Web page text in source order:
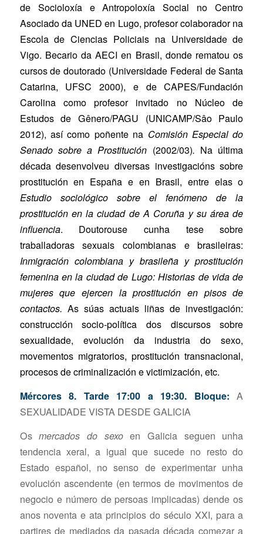
de Socioloxía e Antropoloxía Social no Centro
Asociado da UNED en Lugo, profesor colaborador na
Escola de Ciencias Policiais na Universidade de
Vigo. Becario da AECI en Brasil, donde rematou os
cursos de doutorado (Universidade Federal de Santa
Catarina, UFSC 2000), e de CAPES/Fundación
Carolina como profesor invitado no Núcleo de
Estudos de Gênero/PAGU (UNICAMP/Sâo Paulo
2012), así como poñente na Comisión Especial do
Senado sobre a Prostitución (2002/03). Na última
década desenvolveu diversas investigacións sobre
prostitución en España e en Brasil, entre elas o
Estudio sociológico sobre el fenómeno de la
prostitución en la ciudad de A Coruña y su área de
influencia. Doutorouse cunha tese sobre
traballadoras sexuais colombianas e brasileiras:
Inmigración colombiana y brasileña y prostitución
femenina en la ciudad de Lugo: Historias de vida de
mujeres que ejercen la prostitución en pisos de
contactos. As súas actuais liñas de investigación:
construcción socio-política dos discursos sobre
sexualidade, evolución da industria do sexo,
movementos migratorios, prostitución transnacional,
procesos de criminalización e victimización, etc.
Mércores 8. Tarde 17:00 a 19:30. Bloque:A
SEXUALIDADE VISTA DESDE GALICIA
Osmercados do sexoen Galicia seguen unha
tendencia xeral, a igual que sucede no resto do
Estado español, no senso de experimentar unha
evolución ascendente (en termos de movimentos de
negocio e número de persoas implicadas) dende os
anos noventa e ata principios do século XXI, para a
partires de mediados da pasada década comezar a